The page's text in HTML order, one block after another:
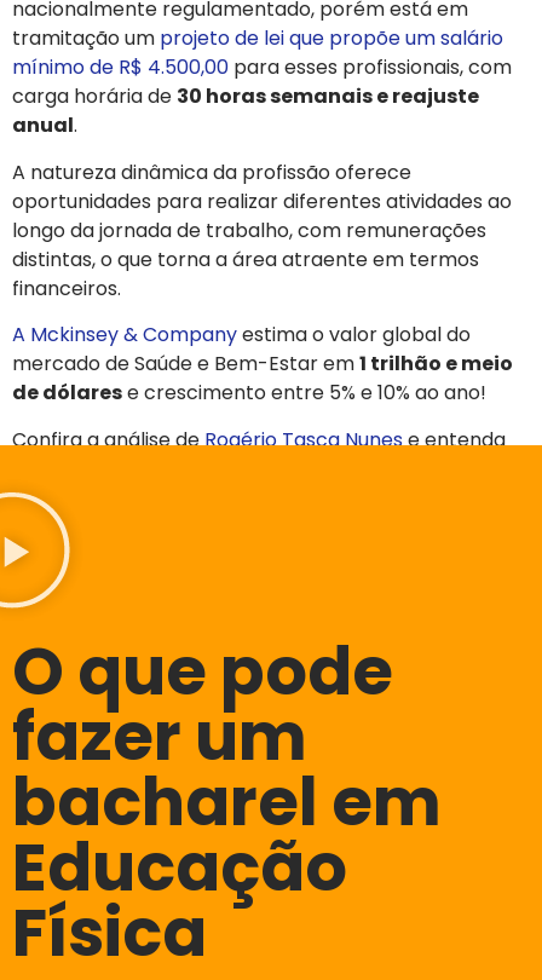
nacionalmente regulamentado, porém está em
tramitação um projeto de lei que propõe um salário
mínimo de R$ 4.500,00 para esses profissionais, com
carga horária de 30 horas semanais e reajuste
anual.
A natureza dinâmica da profissão oferece
oportunidades para realizar diferentes atividades ao
longo da jornada de trabalho, com remunerações
distintas, o que torna a área atraente em termos
financeiros.
A Mckinsey & Companyestima o valor global do
mercado de Saúde e Bem-Estar em1 trilhão e meio
de dólarese crescimento entre 5% e 10% ao ano!
Confira a análise deRogério Tasca Nunese entenda
ganhar muito dinheiro
O que pode
fazer um
bacharel em
Educação
Física